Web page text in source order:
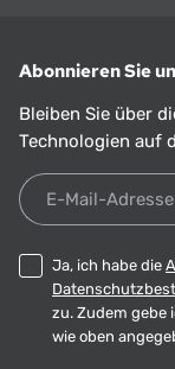
Abonnieren Sie
Bleiben Sie über
Technologien auf
E-Mail-Adresse
Ja, ich habe die
zu. Zudem gebe
wie oben